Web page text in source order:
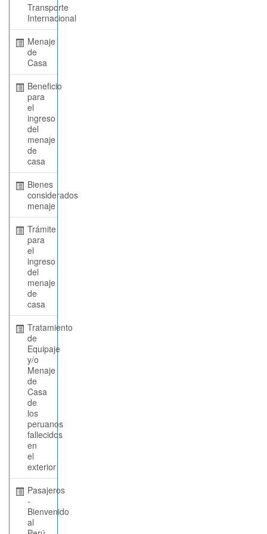
Transporte
Internacional
Menaje
de
Casa
Beneficio
para
el
ingreso
del
menaje
de
casa
Bienes
considerados
menaje
Trámite
para
el
ingreso
del
menaje
de
casa
Tratamiento
de
Equipaje
y/o
Menaje
de
Casa
de
los
peruanos
fallecidos
en
el
exterior
Pasajeros
-
Bienvenido
al